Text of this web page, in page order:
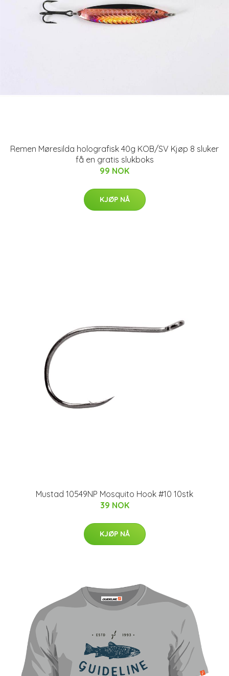
Remen Møresilda holografisk 40g KOB/SV Kjøp 8 sluker
få en gratis slukboks
99 NOK
KJØP NÅ
Mustad 10549NP Mosquito Hook #10 10stk
39 NOK
KJØP NÅ